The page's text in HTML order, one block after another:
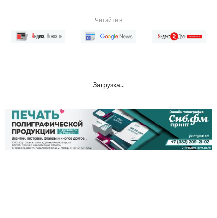
Читайте в
Загрузка...